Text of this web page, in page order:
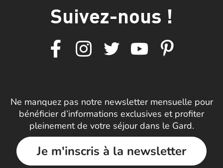
Suivez-nous !
Ne manquez pas notre newsletter mensuelle pour
bénéficier d’informations exclusives et profiter
pleinement de votre séjour dans le Gard.
Je m'inscris à la newsletter